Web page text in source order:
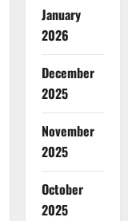
January
2026
December
2025
November
2025
October
2025